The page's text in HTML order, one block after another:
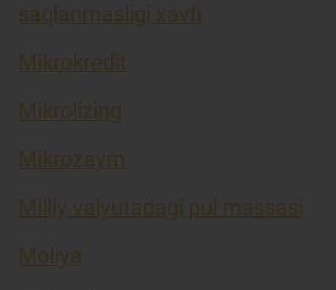
saqlanmasligi xavfi
Mikrokredit
Mikrolizing
Mikrozaym
Milliy valyutadagi pul massasi
Moliya